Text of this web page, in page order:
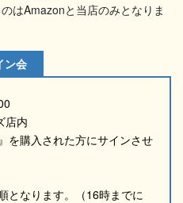
はAmazonと当店のみとなりま
ン会
店内
を購入された方にサインさせ
となります。（16時までに